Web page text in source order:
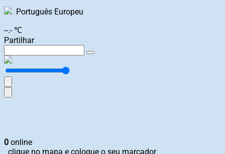
Português Europeu
--.- ℃
Partilhar
0 online
clique no mapa e coloque o seu marcador